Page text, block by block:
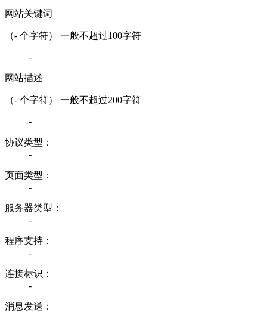
网站关键词
（- 个字符） 一般不超过100字符
-
网站描述
（- 个字符） 一般不超过200字符
-
协议类型：
-
页面类型：
-
服务器类型：
-
程序支持：
-
连接标识：
-
消息发送：